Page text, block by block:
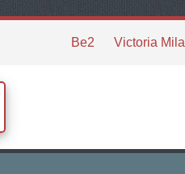
Be2 Victoria